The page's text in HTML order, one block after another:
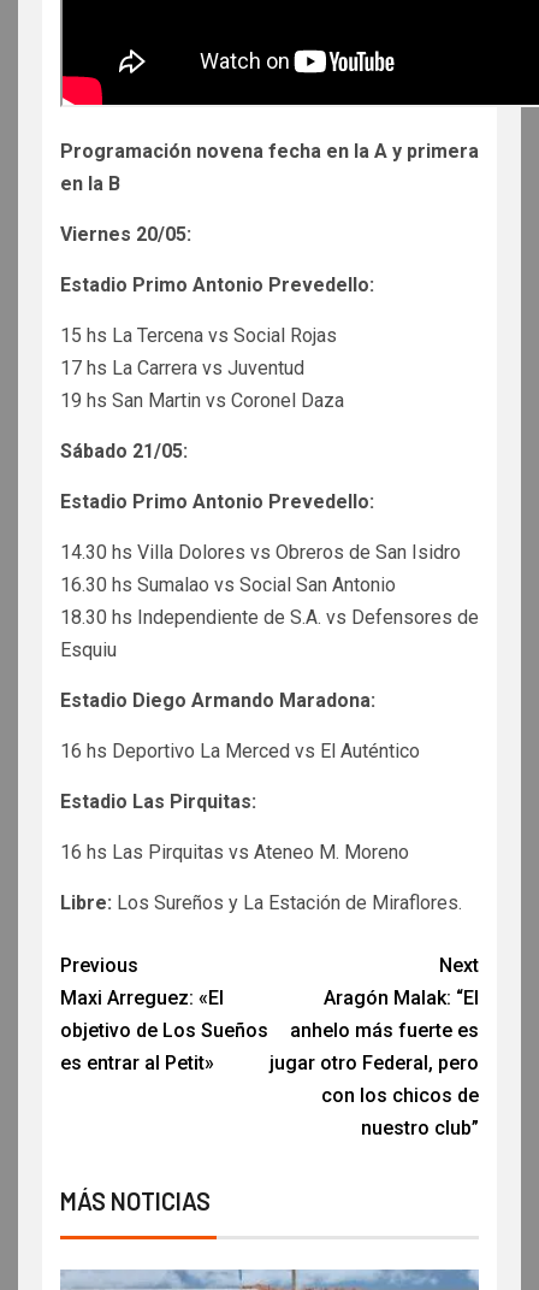
Programación novena fecha en la A y primera
en la B
Viernes 20/05:
Estadio Primo Antonio Prevedello:
15 hs La Tercena vs Social Rojas
17 hs La Carrera vs Juventud
19 hs San Martin vs Coronel Daza
Sábado 21/05:
Estadio Primo Antonio Prevedello:
14.30 hs Villa Dolores vs Obreros de San Isidro
16.30 hs Sumalao vs Social San Antonio
18.30 hs Independiente de S.A. vs Defensores de
Esquiu
Estadio Diego Armando Maradona:
16 hs Deportivo La Merced vs El Auténtico
Estadio Las Pirquitas:
16 hs Las Pirquitas vs Ateneo M. Moreno
Libre: Los Sureños y La Estación de Miraflores.
Previous
Maxi Arreguez: «El
objetivo de Los Sueños
es entrar al Petit»
Next
Aragón Malak: “El
anhelo más fuerte es
jugar otro Federal, pero
con los chicos de
nuestro club”
MÁS NOTICIAS